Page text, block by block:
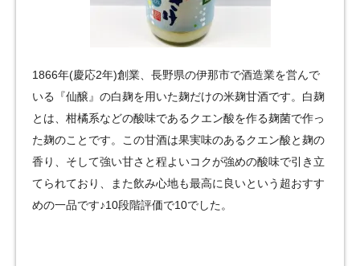
1866年(慶応2年)創業、長野県の伊那市で酒造業を営んで
いる『仙醸』の白麹を用いた麹だけの米麹甘酒です。白麹
とは、柑橘系などの酸味であるクエン酸を作る麹菌で作っ
た麹のことです。この甘酒は果実味のあるクエン酸と麹の
香り、そして強い甘さと程よいコクが強めの酸味で引き立
てられており、また飲み心地も最高に良いという超おすす
めの一品です♪10段階評価で10でした。